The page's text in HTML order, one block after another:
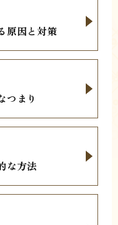
原因と対策
つまり
な方法